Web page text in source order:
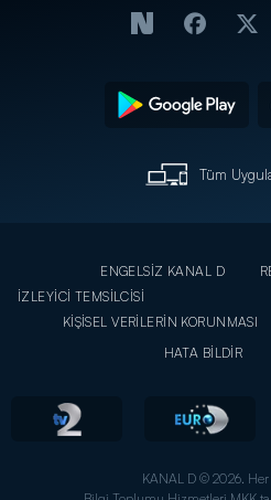
Tüm
ENGELSİZ KANAL D
İZLEYİCİ TEMSİLCİSİ
KİŞİSEL VERİLERİN KORUNMASI
HATA BİLDİR
KANAL D © 2026. Her